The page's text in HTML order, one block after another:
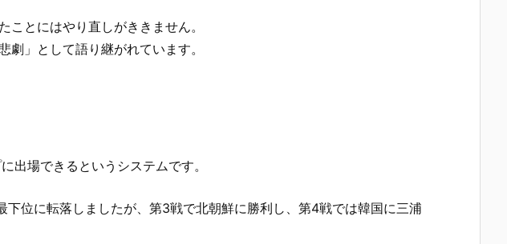
とにはやり直しがききません。
」として語り継がれています。
出場できるというシステムです。
位に転落しましたが、第3戦で北朝鮮に勝利し、第4戦では韓国に三浦